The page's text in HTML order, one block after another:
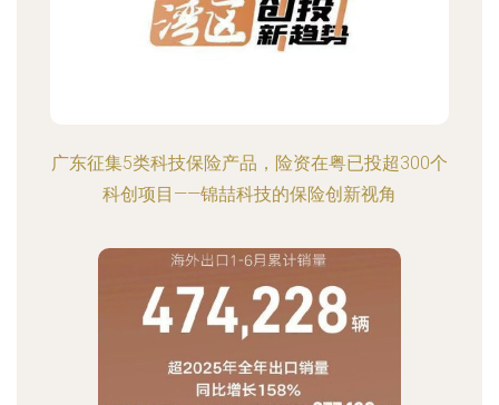
广东征集5类科技保险产品，险资在粤已投超300个
科创项目——锦喆科技的保险创新视角